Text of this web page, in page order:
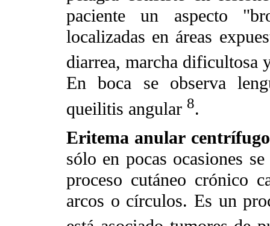
paciente un aspecto
localizadas en áreas
diarrea, marcha dificultosa
En boca se observa
queilitis angular 8.
Eritema anular
sólo en pocas ocasiones
proceso cutáneo crónico
arcos o círculos. Es un